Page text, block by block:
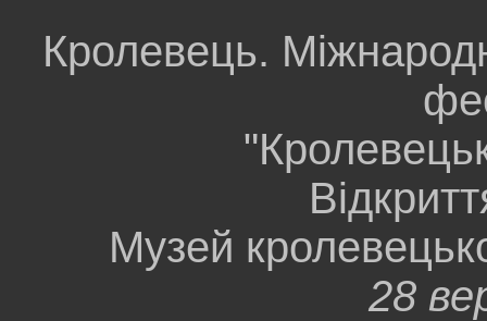
Кролевець.
Музей
28